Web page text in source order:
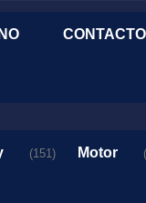
(151) Motor